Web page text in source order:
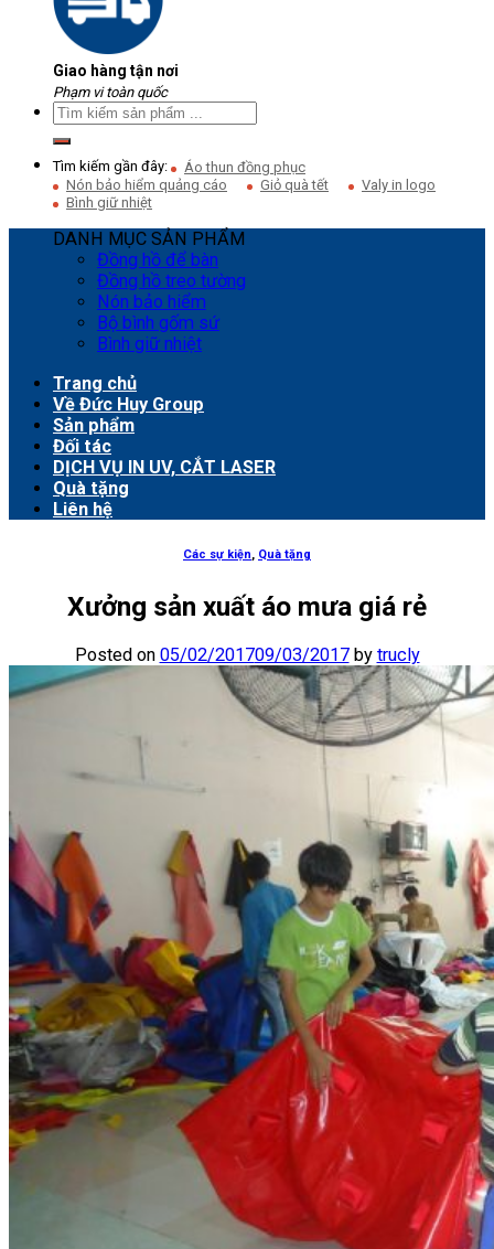
Giao hàng tận nơi
Phạm vi toàn quốc
Tìm kiếm gần đây:
Áo thun đồng phục
Nón bảo hiểm quảng cáo
Giỏ quà tết
Valy in logo
Bình giữ nhiệt
DANH MỤC SẢN PHẨM
Đồng hồ để bàn
Đồng hồ treo tường
Nón bảo hiểm
Bộ bình gốm sứ
Bình giữ nhiệt
Trang chủ
Về Đức Huy Group
Sản phẩm
Đối tác
DỊCH VỤ IN UV, CẮT LASER
Quà tặng
Liên hệ
Các sự kiện, Quà tặng
Xưởng sản xuất áo mưa giá rẻ
Posted on 05/02/201709/03/2017by trucly